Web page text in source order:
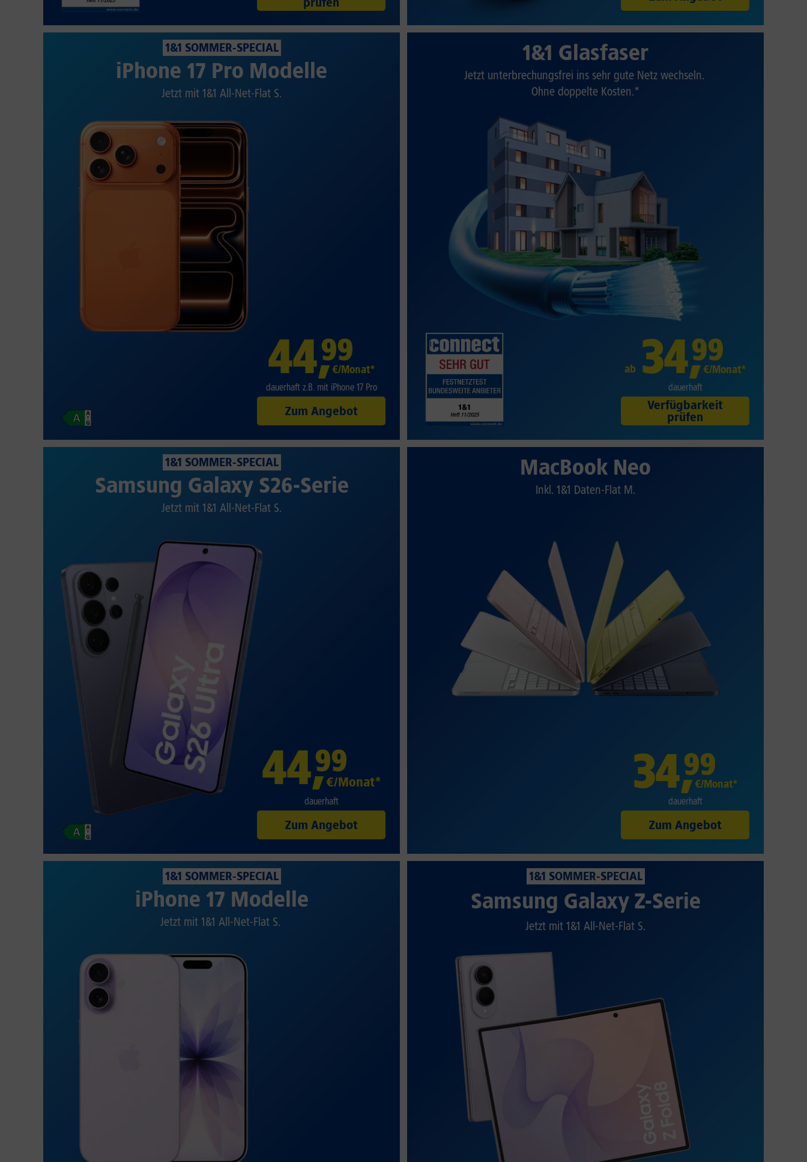
1&1 SOMMER-SPECIAL
iPhone 17 Pro Modelle
Jetzt mit 1&1 All-Net-Flat S.
44,99
€/Monat*
dauerhaft z.B. mit iPhone 17 Pro
Zum Angebot
1&1 Glasfaser
Jetzt unterbrechungsfrei ins sehr gute Netz wechseln.
Ohne doppelte Kosten.*
ab 34,99
€/Monat*
dauerhaft
Verfügbarkeit
prüfen
1&1 SOMMER-SPECIAL
Samsung Galaxy S26-Serie
Jetzt mit 1&1 All-Net-Flat S.
44,99
€/Monat*
dauerhaft
Zum Angebot
MacBook Neo
Inkl. 1&1 Daten-Flat M.
34,99
€/Monat*
dauerhaft
Zum Angebot
1&1 SOMMER-SPECIAL
iPhone 17 Modelle
Jetzt mit 1&1 All-Net-Flat S.
1&1 SOMMER-SPECIAL
Samsung Galaxy Z-Serie
Jetzt mit 1&1 All-Net-Flat S.